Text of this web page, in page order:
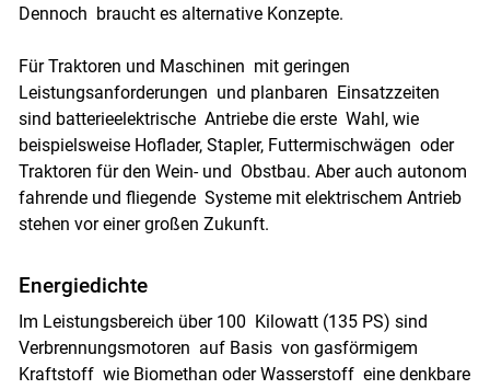
Dennoch braucht es alternative Konzepte.
Für Traktoren und Maschinen mit geringen
Leistungsanforderungen und planbaren Einsatzzeiten
sind batterieelektrische Antriebe die erste Wahl, wie
beispielsweise Hoflader, Stapler, Futtermischwägen oder
Traktoren für den Wein- und Obstbau. Aber auch autonom
fahrende und fliegende Systeme mit elektrischem Antrieb
stehen vor einer großen Zukunft.
Energiedichte
Im Leistungsbereich über 100 Kilowatt (135 PS) sind
Verbrennungsmotoren auf Basis von gasförmigem
Kraftstoff wie Biomethan oder Wasserstoff eine denkbare